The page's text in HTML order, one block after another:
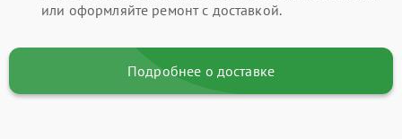
или оформляйте ремонт с доставкой.
Подробнее о доставке